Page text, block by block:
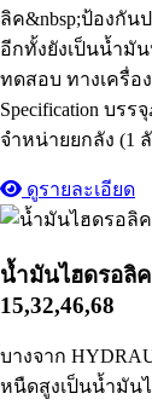
ลิค&nbsp;ป้องกัน
อีกทั้งยังเป็นน้ำมั
ทดสอบ ทางเครื่อง
Specification บร
จำหน่ายยกลัง (1
ดูรายละเอียด
น้ำมันไฮดรอลิ
15,32,46,68
บางจาก
หนืดสูงเป็นน้ำมัน